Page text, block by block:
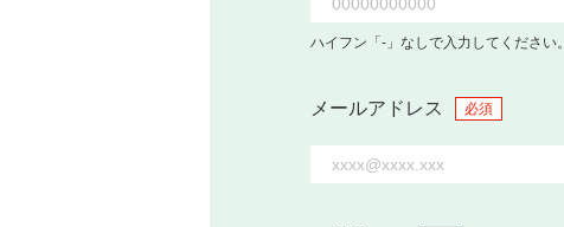
ハイフン「-」なしで入力してください。
メールアドレス 必須